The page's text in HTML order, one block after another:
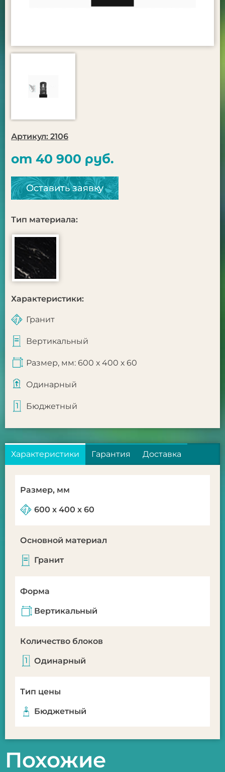
Артикул: 2106
от 40 900 руб.
Оставить заявку
Тип материала:
Характеристики:
Гранит
Вертикальный
Размер, мм: 600 х 400 х 60
Одинарный
Бюджетный
Характеристики Гарантия Доставка
Размер, мм
600 х 400 х 60
Основной материал
Гранит
Форма
Вертикальный
Количество блоков
Одинарный
Тип цены
Бюджетный
Похожие